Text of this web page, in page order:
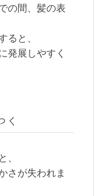
の間、髪の表
ると、
発展しやすく
く
、
さが失われま